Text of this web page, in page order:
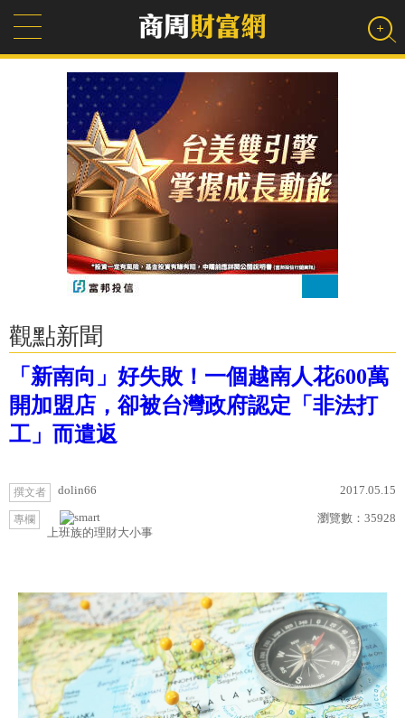
觀點新聞
「新南向」好失敗！一個越南人花600萬
開加盟店，卻被台灣政府認定「非法打
工」而遣返
撰文者 dolin66 2017.05.15
專欄
上班族的理財大小事
瀏覽數： 35928